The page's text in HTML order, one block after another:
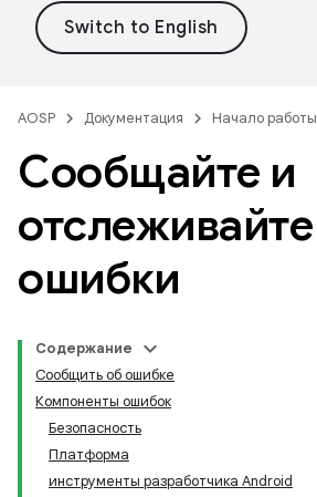
AOSP Документация Начало работы
Сообщайте и
отслеживайте
ошибки
Содержание
Сообщить об ошибке
Компоненты ошибок
Безопасность
Платформа
инструменты разработчика Android